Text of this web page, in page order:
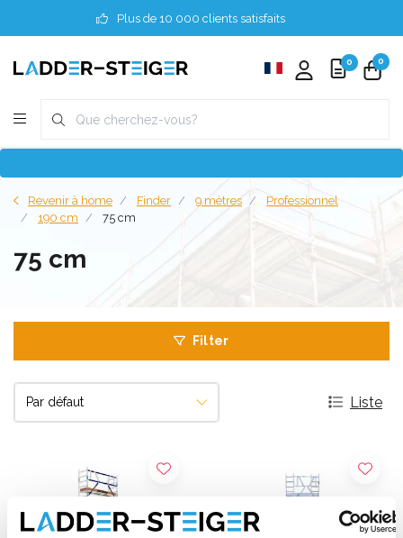
Plus de 10 000 clients satisfaits
0 0
Revenir à home Finder 9 mètres
Professionnel
190 cm
75 cm
75 cm
Filter
Liste